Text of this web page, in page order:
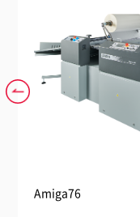
オプション
消費電力
電流
Amiga76